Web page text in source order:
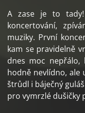
A zase je to
koncertování,
muziky. První
kam se pravidelně
dnes moc
hodně nevlídno, ale
štrůdl i báječný
pro vymrzlé dušičky